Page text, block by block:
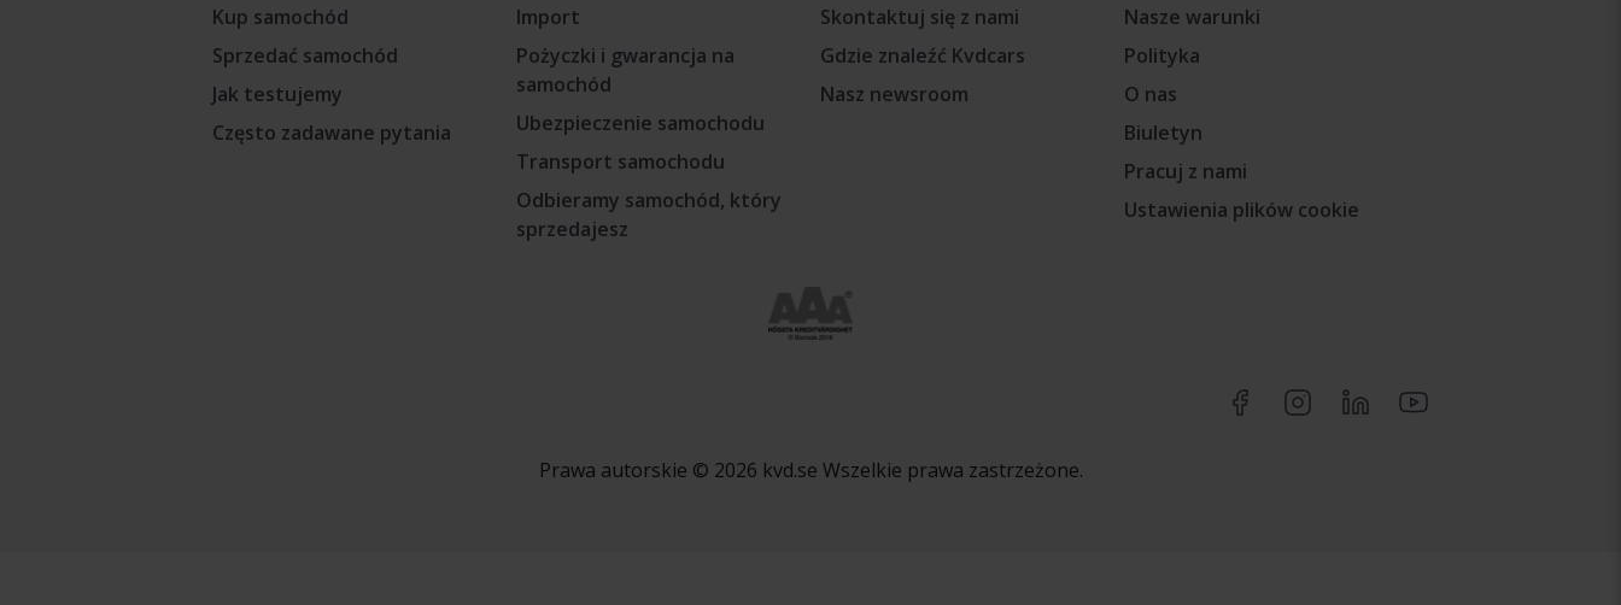
Kup samochód
Sprzedać samochód
Jak testujemy
Często zadawane pytania
Import
Pożyczki i gwarancja na
samochód
Ubezpieczenie samochodu
Transport samochodu
Odbieramy samochód, który
sprzedajesz
Skontaktuj się z nami
Gdzie znaleźć Kvdcars
Nasz newsroom
Nasze warunki
Polityka
O nas
Biuletyn
Pracuj z nami
Ustawienia plików cookie
Prawa autorskie © 2026 kvd.se Wszelkie prawa zastrzeżone.